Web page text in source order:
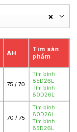
×
AH
Tìm sản
phẩm
75 / 70
Tìm bình
85D26L
Tìm bình
80D26L
70 / 75
Tìm bình
80D26L
Tìm bình
85D26L